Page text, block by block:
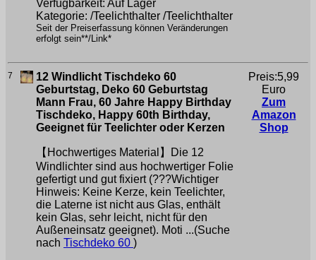
Verfügbarkeit: Auf Lager
Kategorie: /Teelichthalter /Teelichthalter
Seit der Preiserfassung können Veränderungen
erfolgt sein**/Link*
7
12 Windlicht Tischdeko 60
Geburtstag, Deko 60 Geburtstag
Mann Frau, 60 Jahre Happy Birthday
Tischdeko, Happy 60th Birthday,
Geeignet für Teelichter oder Kerzen
【Hochwertiges Material】Die 12
Windlichter sind aus hochwertiger Folie
gefertigt und gut fixiert (???Wichtiger
Hinweis: Keine Kerze, kein Teelichter,
die Laterne ist nicht aus Glas, enthält
kein Glas, sehr leicht, nicht für den
Außeneinsatz geeignet). Moti ...(Suche
nach Tischdeko 60 )
Preis:5,99
Euro
Zum
Amazon
Shop